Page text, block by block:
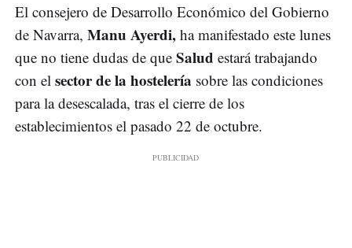
El consejero de Desarrollo Económico del Gobierno
de Navarra, Manu Ayerdi, ha manifestado este lunes
que no tiene dudas de que Salud estará trabajando
con el sector de la hostelería sobre las condiciones
para la desescalada, tras el cierre de los
establecimientos el pasado 22 de octubre.